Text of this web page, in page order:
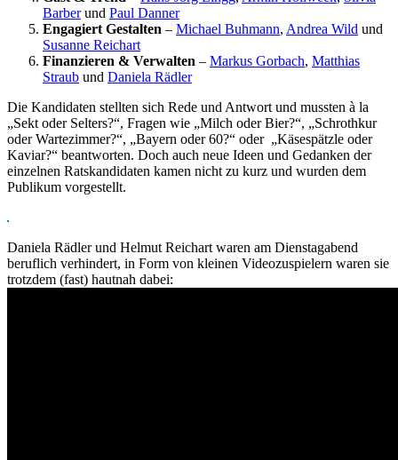
Barberund Paul Danner
Engagiert Gestalten – Michael Buhmann, Andrea Wild und
Susanne Reichart
Finanzieren & Verwalten – Markus Gorbach, Matthias
Straub und Daniela Rädler
Die Kandidaten stellten sich Rede und Antwort und mussten à la
„Sekt oder Selters?“, Fragen wie „Milch oder Bier?“, „Schrothkur
oder Wartezimmer?“, „Bayern oder 60?“ oder „Käsespätzle oder
Kaviar?“ beantworten. Doch auch neue Ideen und Gedanken der
einzelnen Ratskandidaten kamen nicht zu kurz und wurden dem
Publikum vorgestellt.
Daniela Rädler und Helmut Reichart waren am Dienstagabend
beruflich verhindert, in Form von kleinen Videozuspielern waren sie
trotzdem (fast) hautnah dabei: